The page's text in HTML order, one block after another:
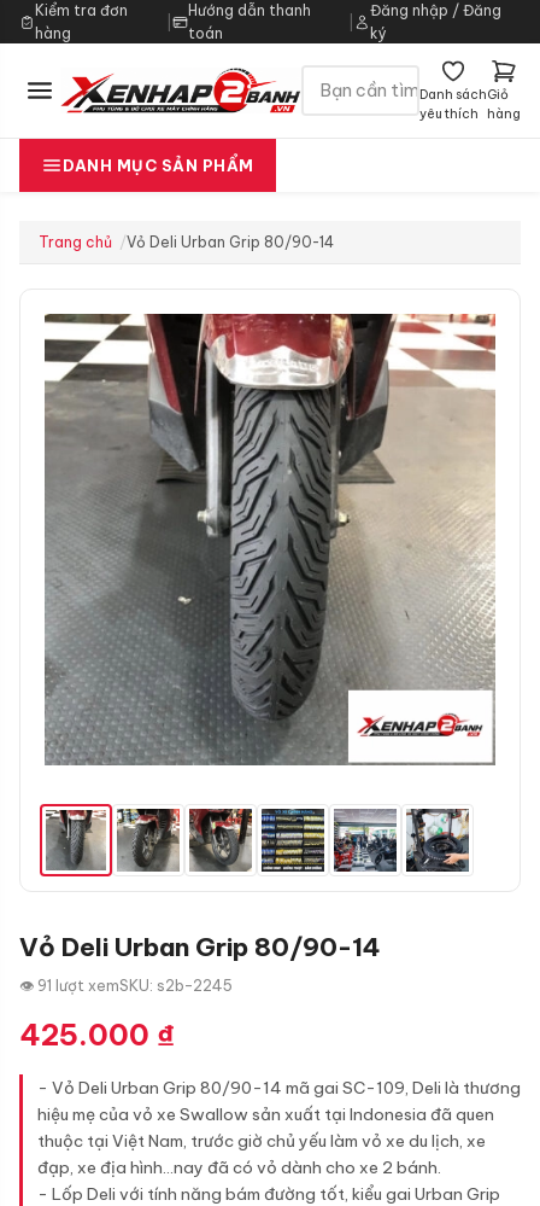
Kiểm tra đơn
hàng
|
Hướng dẫn thanh
toán
Đăng nhập / Đăng
ký
Danh sách
yêu thích
Giỏ
hàng
DANH MỤC SẢN PHẨM
Trang chủ Vỏ Deli Urban Grip 80/90-14
Vỏ Deli Urban Grip 80/90-14
👁 91 lượt xemSKU: s2b-2245
425.000 ₫
- Vỏ Deli Urban Grip 80/90-14 mã gai SC-109, Deli là thương
hiệu mẹ của vỏ xe Swallow sản xuất tại Indonesia đã quen
thuộc tại Việt Nam, trước giờ chủ yếu làm vỏ xe du lịch, xe
đạp, xe địa hình...nay đã có vỏ dành cho xe 2 bánh.
- Lốp Deli với tính năng bám đường tốt, kiểu gai Urban Grip